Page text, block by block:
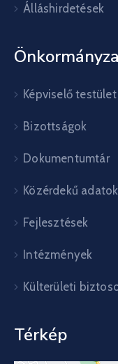
Álláshirdetések
Képviselő testület
Bizottságok
Dokumentumtár
Közérdekű adatok
Fejlesztések
Intézmények
Külterületi
Térkép